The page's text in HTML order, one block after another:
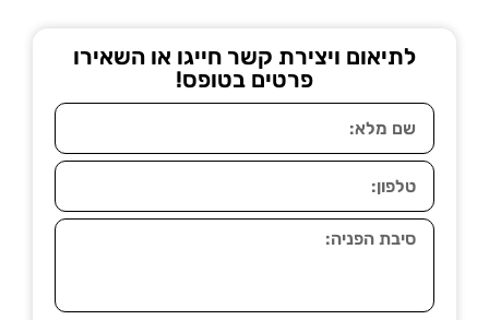
לתיאום ויצירת קשר חייגו או השאירו
פרטים בטופס!